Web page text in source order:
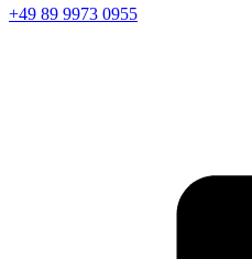
+49 89 9973 0955